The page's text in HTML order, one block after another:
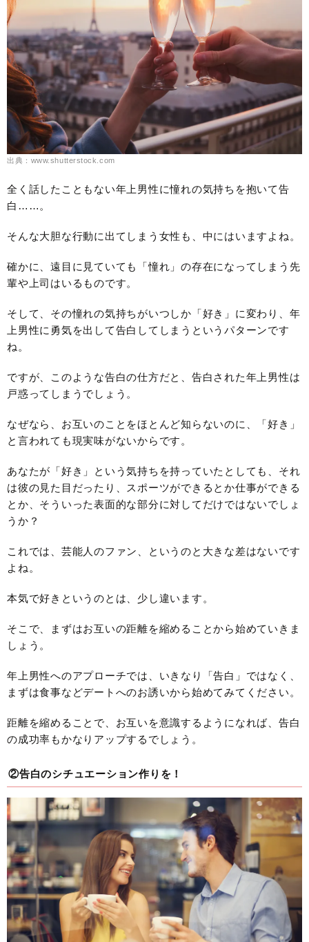
出典：www.shutterstock.com
全く話したこともない年上男性に憧れの気持ちを抱いて告
白……。
そんな大胆な行動に出てしまう女性も、中にはいますよね。
確かに、遠目に見ていても「憧れ」の存在になってしまう先
輩や上司はいるものです。
そして、その憧れの気持ちがいつしか「好き」に変わり、年
上男性に勇気を出して告白してしまうというパターンです
ね。
ですが、このような告白の仕方だと、告白された年上男性は
戸惑ってしまうでしょう。
なぜなら、お互いのことをほとんど知らないのに、「好き」
と言われても現実味がないからです。
あなたが「好き」という気持ちを持っていたとしても、それ
は彼の見た目だったり、スポーツができるとか仕事ができる
とか、そういった表面的な部分に対してだけではないでしょ
うか？
これでは、芸能人のファン、というのと大きな差はないです
よね。
本気で好きというのとは、少し違います。
そこで、まずはお互いの距離を縮めることから始めていきま
しょう。
年上男性へのアプローチでは、いきなり「告白」ではなく、
まずは食事などデートへのお誘いから始めてみてください。
距離を縮めることで、お互いを意識するようになれば、告白
の成功率もかなりアップするでしょう。
②告白のシチュエーション作りを！